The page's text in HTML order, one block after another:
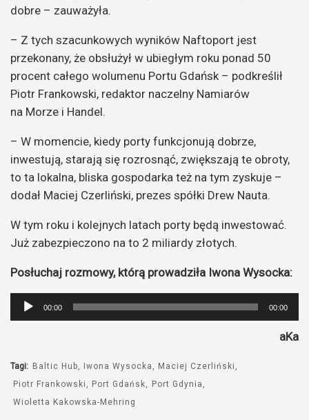
dobre – zauważyła.
– Z tych szacunkowych wyników Naftoport jest
przekonany, że obsłużył w ubiegłym roku ponad 50
procent całego wolumenu Portu Gdańsk – podkreślił
Piotr Frankowski, redaktor naczelny Namiarów
na Morze i Handel.
– W momencie, kiedy porty funkcjonują dobrze,
inwestują, starają się rozrosnąć, zwiększają te obroty,
to ta lokalna, bliska gospodarka też na tym zyskuje –
dodał Maciej Czerliński, prezes spółki Drew Nauta.
W tym roku i kolejnych latach porty będą inwestować.
Już zabezpieczono na to 2 miliardy złotych.
Posłuchaj rozmowy, którą prowadziła Iwona Wysocka:
Odtwarzacz
plików
00:00 00:00
aKa
Tagi: Baltic Hub Iwona Wysocka
Maciej Czerliński
Piotr Frankowski
Port Gdańsk
Port Gdynia
Wioletta Kakowska-Mehring